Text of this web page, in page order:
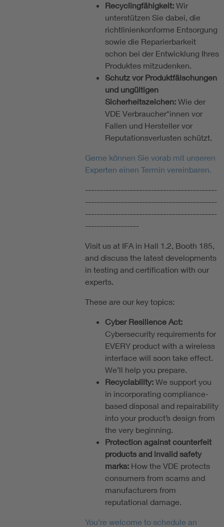
Recyclingfähigkeit: Wir
unterstützen Sie dabei, die
richtlinienkonforme Entsorgung
sowie die Reparierbarkeit
schon bei der Entwicklung Ihres
Produktes mitzudenken.
Schutz vor Produktfälschungen
und ungültigen
Sicherheitszeichen: Wie der
VDE Verbraucher*innen vor
Fallen und Hersteller vor
Reputationsverlusten schützt.
Gerne können Sie vorab mit unseren
Experten einen Termin vereinbaren.
--------------------------------------------
--------------------------------------------
--------------------------------------------
------------------
Visit us at IFA in Hall 1.2, Booth 185,
and discuss the latest developments
in testing and certification with our
experts.
These are our key topics:
Cyber Resilience Act:
Cybersecurity requirements for
EVERY product with a wireless
interface will soon take effect.
We’ll help you prepare.
Recyclability: We support you
in incorporating compliance-
based disposal and repairability
into your product’s design from
the very beginning.
Protection against counterfeit
products and invalid safety
marks: How the VDE protects
consumers from scams and
manufacturers from
reputational damage.
You’re welcome to schedule an